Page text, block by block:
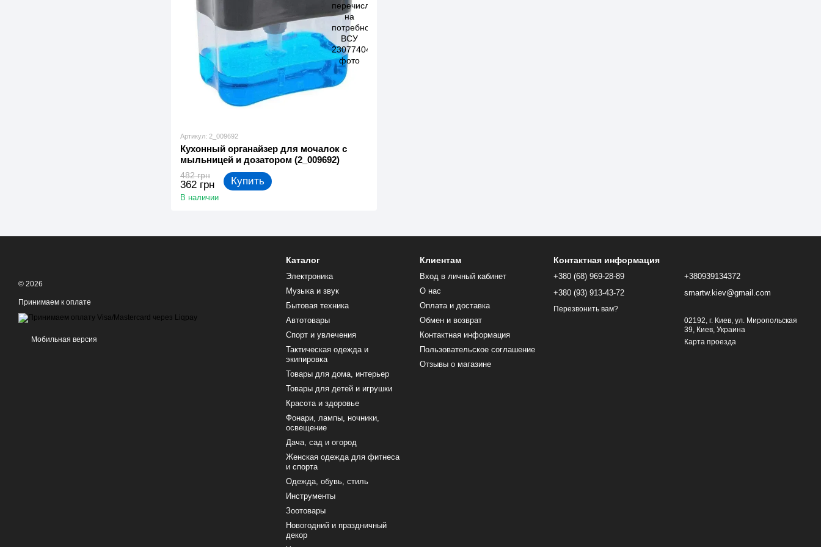
Артикул: 2_009692
Кухонный органайзер для мочалок с
мыльницей и дозатором (2_009692)
482 грн
362 грн Купить
В наличии
© 2026
Принимаем к оплате
Мобильная версия
Каталог
Электроника
Музыка и звук
Бытовая техника
Автотовары
Спорт и увлечения
Тактическая одежда и
экипировка
Товары для дома, интерьер
Товары для детей и игрушки
Красота и здоровье
Фонари, лампы, ночники,
освещение
Дача, сад и огород
Женская одежда для фитнеса
и спорта
Одежда, обувь, стиль
Инструменты
Зоотовары
Новогодний и праздничный
декор
Клиентам
Вход в личный кабинет
О нас
Оплата и доставка
Обмен и возврат
Контактная информация
Пользовательское соглашение
Отзывы о магазине
Контактная информация
+380 (68) 969-28-89
+380 (93) 913-43-72
Перезвонить вам?
+380939134372
smartw.kiev@gmail.com
02192, г. Киев, ул. Миропольская
39, Киев, Украина
Карта проезда